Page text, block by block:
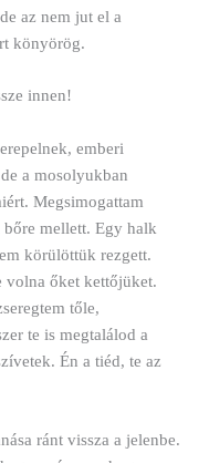
az nem jut el a
könyörög.
innen!
emberi
a mosolyukban
Megsimogattam
bőre mellett. Egy halk
körülöttük rezgett.
őket kettőjüket.
tőle,
te is megtalálod a
Én a tiéd, te az
ránt vissza a jelenbe.